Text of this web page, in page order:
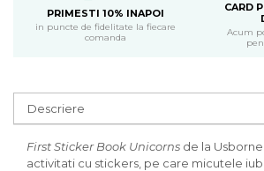
PRIMESTI 10% INAPOI
in puncte de fidelitate la fiecare
comanda
CARD
Acum
Descriere
First Sticker Book Unicorns de la
activitati cu stickers, pe care micutele